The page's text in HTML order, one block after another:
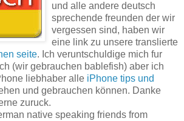
und alle andere deutsch
sprechende freunden der wir
vergessen sind, haben wir
eine link zu unsere translierte
seite. Ich veruntschuldige mich fur
(wir gebrauchen bablefish) aber ich
liebhaber alle iPhone tips und
und gebrauchen können. Danke
zuruck.
native speaking friends from